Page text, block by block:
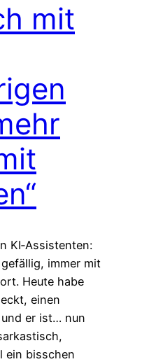
mit
KI‑Assistenten:
immer mit
Heute habe
einen
und er ist… nun
ein bisschen